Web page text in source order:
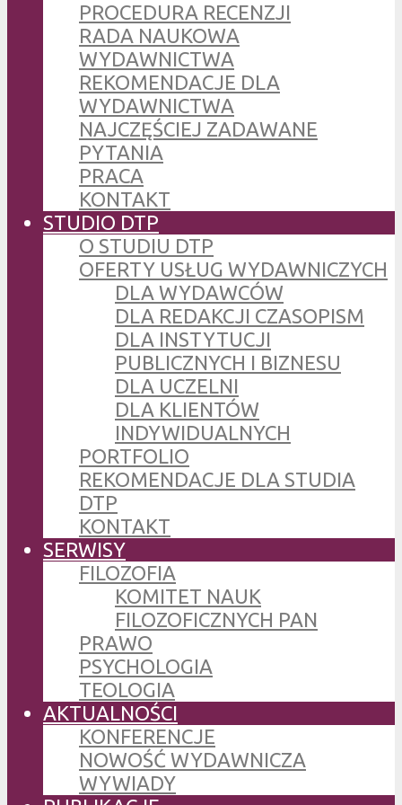
PROCEDURA RECENZJI
RADA NAUKOWA
WYDAWNICTWA
REKOMENDACJE DLA
WYDAWNICTWA
NAJCZĘŚCIEJ ZADAWANE
PYTANIA
PRACA
KONTAKT
STUDIO DTP
O STUDIU DTP
OFERTY USŁUG WYDAWNICZYCH
DLA WYDAWCÓW
DLA REDAKCJI CZASOPISM
DLA INSTYTUCJI
PUBLICZNYCH I BIZNESU
DLA UCZELNI
DLA KLIENTÓW
INDYWIDUALNYCH
PORTFOLIO
REKOMENDACJE DLA STUDIA
DTP
KONTAKT
SERWISY
FILOZOFIA
KOMITET NAUK
FILOZOFICZNYCH PAN
PRAWO
PSYCHOLOGIA
TEOLOGIA
AKTUALNOŚCI
KONFERENCJE
NOWOŚĆ WYDAWNICZA
WYWIADY